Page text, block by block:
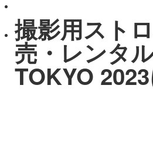
撮影用スト
売・レンタ
TOKYO